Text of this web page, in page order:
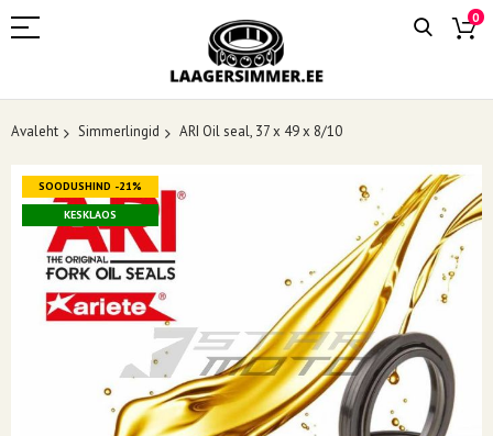
0
Avaleht Simmerlingid ARI Oil seal, 37 x 49 x 8/10
Skip
the
end
images
gallery
SOODUSHIND -21%
KESKLAOS